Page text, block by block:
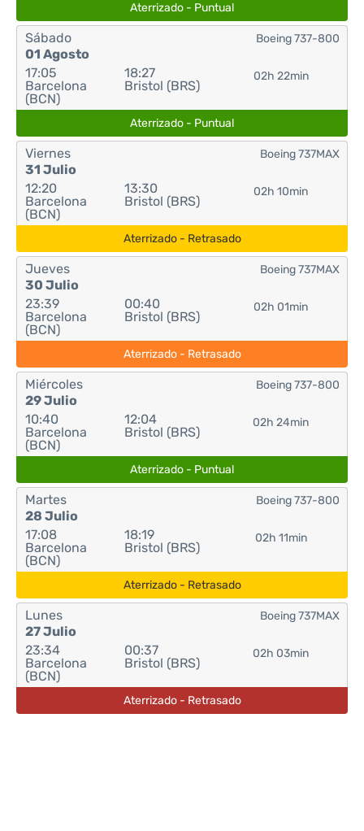
Aterrizado - Puntual
Sábado
01 Agosto
17:05
Barcelona
(BCN)
18:27
Bristol (BRS)
02h 22min
Boeing 737-800
Aterrizado - Puntual
Viernes
31 Julio
12:20
Barcelona
(BCN)
13:30
Bristol (BRS)
02h 10min
Boeing 737MAX
Aterrizado - Retrasado
Jueves
30 Julio
23:39
Barcelona
(BCN)
00:40
Bristol (BRS)
02h 01min
Boeing 737MAX
Aterrizado - Retrasado
Miércoles
29 Julio
10:40
Barcelona
(BCN)
12:04
Bristol (BRS)
02h 24min
Boeing 737-800
Aterrizado - Puntual
Martes
28 Julio
17:08
Barcelona
(BCN)
18:19
Bristol (BRS)
02h 11min
Boeing 737-800
Aterrizado - Retrasado
Lunes
27 Julio
23:34
Barcelona
(BCN)
00:37
Bristol (BRS)
02h 03min
Boeing 737MAX
Aterrizado - Retrasado